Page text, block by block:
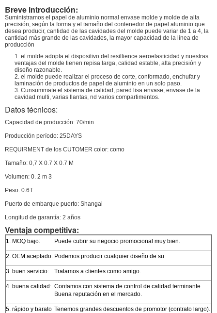
Breve introducción:
Suministramos el papel de aluminio normal envase molde y molde de alta
precisión, según la forma y el tamaño del contenedor de papel aluminio que
desea producir, cantidad de las cavidades del molde puede variar de 1 a 4, la
cantidad más grande de las cavidades, la mayor capacidad de la línea de
producción
1. el molde adopta el dispositivo del resillience aeroelasticidad y nuestras
ventajas del molde tienen repisa larga, calidad estable, alta precisión y
diseño razonable.
2. el molde puede realizar el proceso de corte, conformado, enchufar y
laminación de productos de papel de aluminio en un solo paso.
3. Cunsummate el sistema de calidad, pared lisa envase, envase de la
cavidad multi, varias llantas, nd varios compartimentos.
Datos técnicos:
Capacidad de producción: 70/min
Producción período: 25DAYS
REQUIRMENT de los CUTOMER color: como
Tamaño: 0,7 X 0.7 X 0.7 M
Volumen: 0. 2 m 3
Peso: 0.6T
Puerto de embarque puerto: Shangai
Longitud de garantía: 2 años
Ventaja competitiva:
1. MOQ bajo: Puede cubrir su negocio promocional muy bien.
2. OEM aceptado: Podemos producir cualquier diseño de su
3. buen servicio: Tratamos a clientes como amigo.
4. buena calidad: Contamos con sistema de control de calidad terminante.
Buena reputación en el mercado.
5. rápido y barato Tenemos grandes descuentos de promotor (contrato largo).